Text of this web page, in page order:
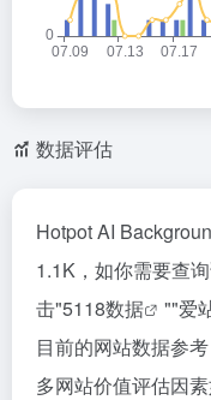
数据评估
Hotpot AI
1.1K，如你需要查
击"5118数据 ""爱
目前的网站数据参
多网站价值评估因